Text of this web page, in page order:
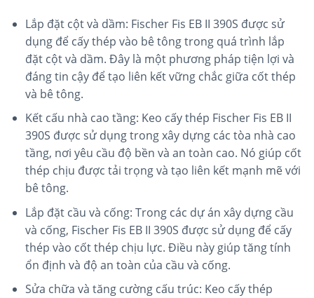
Lắp đặt cột và dầm: Fischer Fis EB II 390S được sử
dụng để cấy thép vào bê tông trong quá trình lắp
đặt cột và dầm. Đây là một phương pháp tiện lợi và
đáng tin cậy để tạo liên kết vững chắc giữa cốt thép
và bê tông.
Kết cấu nhà cao tầng: Keo cấy thép Fischer Fis EB II
390S được sử dụng trong xây dựng các tòa nhà cao
tầng, nơi yêu cầu độ bền và an toàn cao. Nó giúp cốt
thép chịu được tải trọng và tạo liên kết mạnh mẽ với
bê tông.
Lắp đặt cầu và cống: Trong các dự án xây dựng cầu
và cống, Fischer Fis EB II 390S được sử dụng để cấy
thép vào cốt thép chịu lực. Điều này giúp tăng tính
ổn định và độ an toàn của cầu và cống.
Sửa chữa và tăng cường cấu trúc: Keo cấy thép